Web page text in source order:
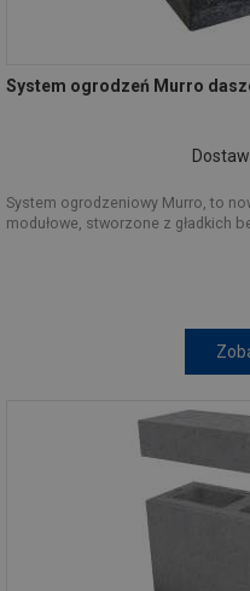
System ogrodzeń Murro
System ogrodzeniowy Murro, to
modułowe, stworzone z gładkich